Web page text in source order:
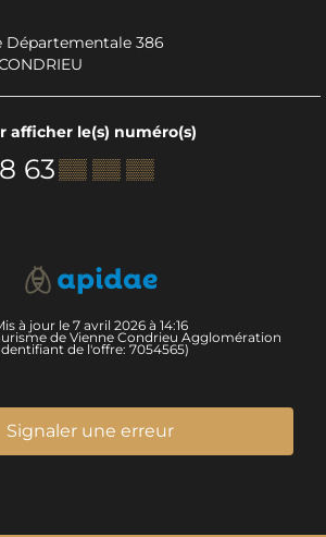
Départementale 386
afficher le(s) numéro(s)
63▒▒ ▒▒ ▒▒
à jour le 7 avril 2026 à 14:16
de Vienne Condrieu Agglomération
de l'offre: 7054565)
Signaler une erreur